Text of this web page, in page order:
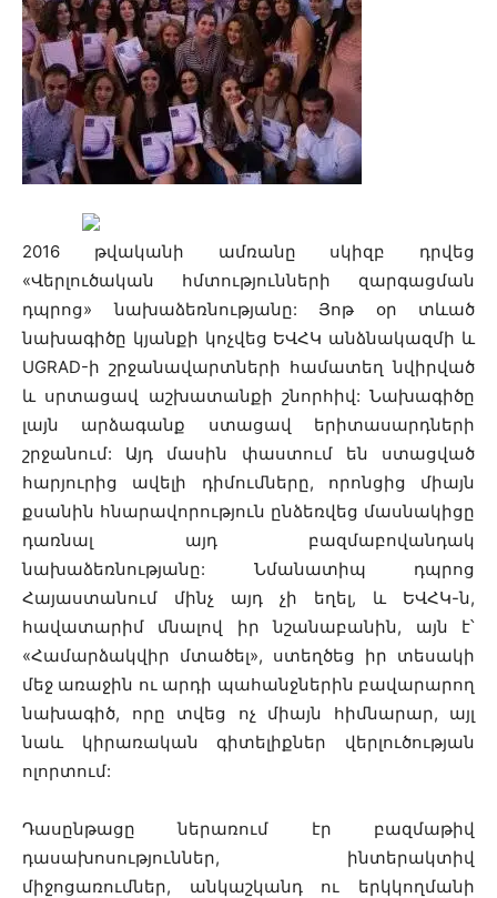
2016 թվականի ամռանը սկիզբ դրվեց
«Վերլուծական հմտությունների զարգացման
դպրոց» նախաձեռնությանը: Յոթ օր տևած
նախագիծը կյանքի կոչվեց ԵՎՀԿ անձնակազմի և
UGRAD-ի շրջանավարտների համատեղ նվիրված
և սրտացավ աշխատանքի շնորհիվ: Նախագիծը
լայն արձագանք ստացավ երիտասարդների
շրջանում: Այդ մասին փաստում են ստացված
հարյուրից ավելի դիմումները, որոնցից միայն
քսանին հնարավորություն ընձեռվեց մասնակիցը
դառնալ այդ բազմաբովանդակ
նախաձեռնությանը: Նմանատիպ դպրոց
Հայաստանում մինչ այդ չի եղել, և ԵՎՀԿ-ն,
հավատարիմ մնալով իր նշանաբանին, այն է՝
«Համարձակվիր մտածել», ստեղծեց իր տեսակի
մեջ առաջին ու արդի պահանջներին բավարարող
նախագիծ, որը տվեց ոչ միայն հիմնարար, այլ
նաև կիրառական գիտելիքներ վերլուծության
ոլորտում:
Դասընթացը ներառում էր բազմաթիվ
դասախոսություններ, ինտերակտիվ
միջոցառումներ, անկաշկանդ ու երկկողմանի